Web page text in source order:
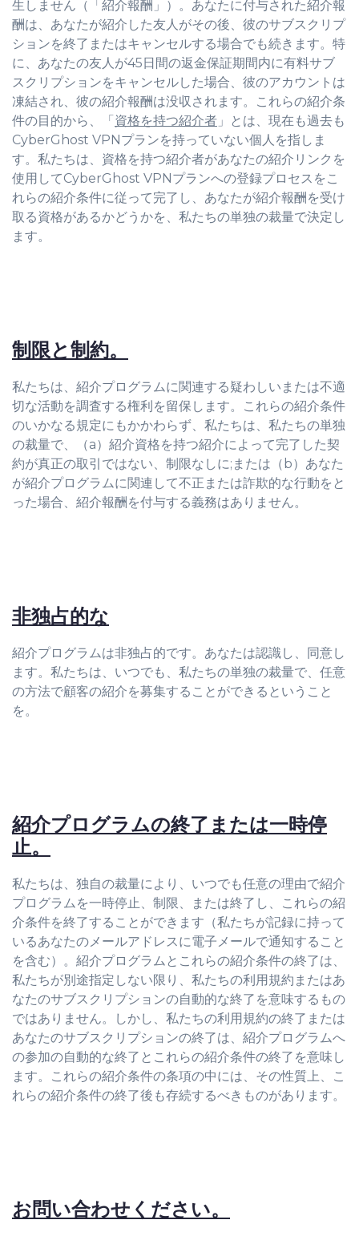
生しません（「紹介報酬」）。あなたに付与された紹介報
酬は、あなたが紹介した友人がその後、彼のサブスクリプ
ションを終了またはキャンセルする場合でも続きます。特
に、あなたの友人が45日間の返金保証期間内に有料サブ
スクリプションをキャンセルした場合、彼のアカウントは
凍結され、彼の紹介報酬は没収されます。これらの紹介条
件の目的から、「資格を持つ紹介者 」とは、現在も過去も
CyberGhost VPNプランを持っていない個人を指しま
す。私たちは、資格を持つ紹介者があなたの紹介リンクを
使用してCyberGhost VPNプランへの登録プロセスをこ
れらの紹介条件に従って完了し、あなたが紹介報酬を受け
取る資格があるかどうかを、私たちの単独の裁量で決定し
ます。
制限と制約。
私たちは、紹介プログラムに関連する疑わしいまたは不適
切な活動を調査する権利を留保します。これらの紹介条件
のいかなる規定にもかかわらず、私たちは、私たちの単独
の裁量で、（a）紹介資格を持つ紹介によって完了した契
約が真正の取引ではない、制限なしに;または（b）あなた
が紹介プログラムに関連して不正または詐欺的な行動をと
った場合、紹介報酬を付与する義務はありません。
非独占的な
紹介プログラムは非独占的です。あなたは認識し、同意し
ます。私たちは、いつでも、私たちの単独の裁量で、任意
の方法で顧客の紹介を募集することができるということ
を。
紹介プログラムの終了または一時停
止。
私たちは、独自の裁量により、いつでも任意の理由で紹介
プログラムを一時停止、制限、または終了し、これらの紹
介条件を終了することができます（私たちが記録に持って
いるあなたのメールアドレスに電子メールで通知すること
を含む）。紹介プログラムとこれらの紹介条件の終了は、
私たちが別途指定しない限り、私たちの利用規約またはあ
なたのサブスクリプションの自動的な終了を意味するもの
ではありません。しかし、私たちの利用規約の終了または
あなたのサブスクリプションの終了は、紹介プログラムへ
の参加の自動的な終了とこれらの紹介条件の終了を意味し
ます。これらの紹介条件の条項の中には、その性質上、こ
れらの紹介条件の終了後も存続するべきものがあります。
お問い合わせください。